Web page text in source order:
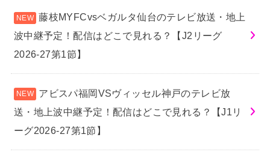
藤枝MYFCvsベガルタ仙台のテレビ放送・地上
波中継予定！配信はどこで見れる？【J2リーグ
2026-27第1節】
アビスパ福岡VSヴィッセル神戸のテレビ放
送・地上波中継予定！配信はどこで見れる？【J1リ
ーグ2026-27第1節】